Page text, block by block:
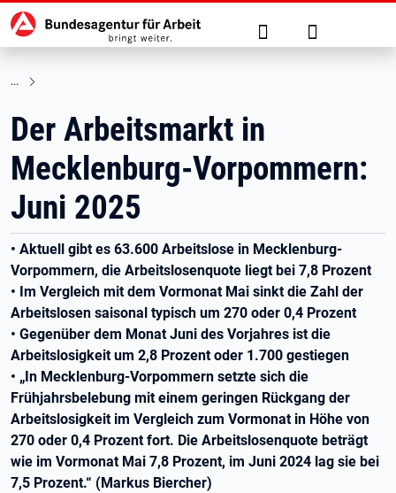
zu den Hauptinhalten springen
Hauptnavigation Suche Anmelden
Der Arbeitsmarkt in
Mecklenburg-Vorpommern:
Juni 2025
• Aktuell gibt es 63.600 Arbeitslose in Mecklenburg-
Vorpommern, die Arbeitslosenquote liegt bei 7,8 Prozent
• Im Vergleich mit dem Vormonat Mai sinkt die Zahl der
Arbeitslosen saisonal typisch um 270 oder 0,4 Prozent
• Gegenüber dem Monat Juni des Vorjahres ist die
Arbeitslosigkeit um 2,8 Prozent oder 1.700 gestiegen
• „In Mecklenburg-Vorpommern setzte sich die
Frühjahrsbelebung mit einem geringen Rückgang der
Arbeitslosigkeit im Vergleich zum Vormonat in Höhe von
270 oder 0,4 Prozent fort. Die Arbeitslosenquote beträgt
wie im Vormonat Mai 7,8 Prozent, im Juni 2024 lag sie bei
7,5 Prozent.“ (Markus Biercher)